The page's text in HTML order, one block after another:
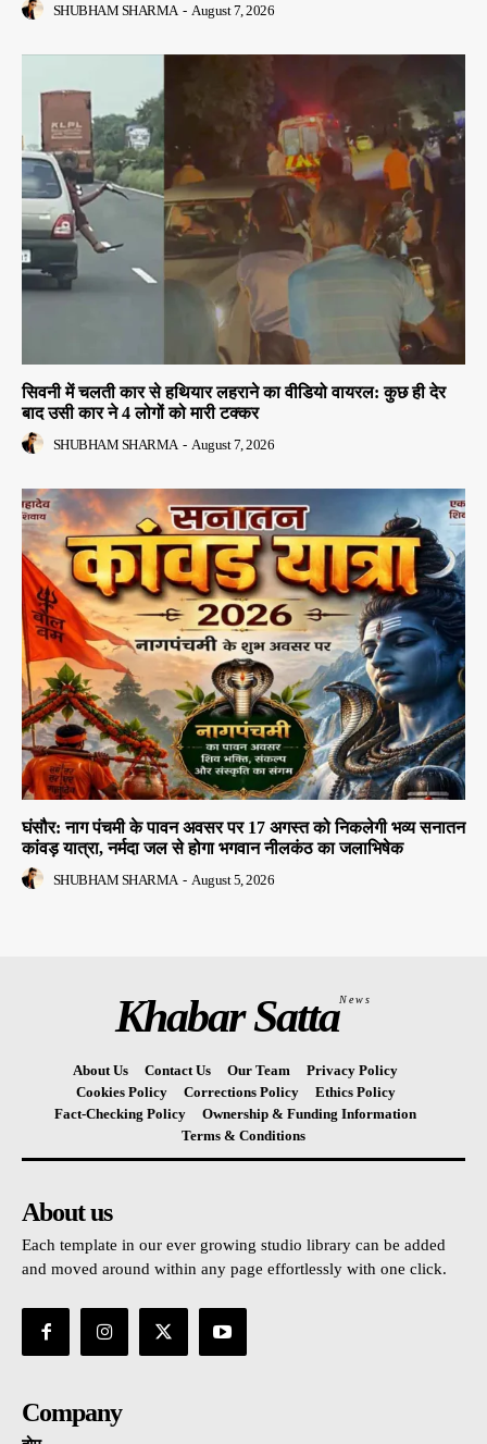
SHUBHAM SHARMA - August 7, 2026
सिवनी में चलती कार से हथियार लहराने का वीडियो वायरल: कुछ ही देर
बाद उसी कार ने 4 लोगों को मारी टक्कर
SHUBHAM SHARMA - August 7, 2026
घंसौर: नाग पंचमी के पावन अवसर पर 17 अगस्त को निकलेगी भव्य सनातन
कांवड़ यात्रा, नर्मदा जल से होगा भगवान नीलकंठ का जलाभिषेक
SHUBHAM SHARMA - August 5, 2026
Khabar SattaNews
About Us Contact Us Our Team
Privacy Policy
Cookies Policy
Corrections Policy
Ethics Policy
Fact-Checking Policy
Ownership & Funding Information
Terms & Conditions
About us
Each template in our ever growing studio library can be added
and moved around within any page effortlessly with one click.
Company